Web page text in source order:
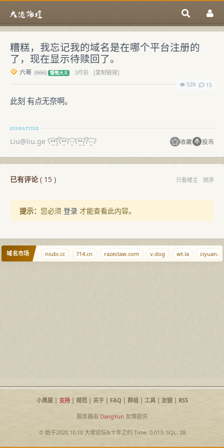
糟糕，我忘记我的域名是在哪个平台注册的
了，现在显示待赎回了。
六哥 (666) 慷慨大义 3月前
[复制链接]
539
15
此刻 有点无奈啊。
Liu@liu.ge ʕ•̫͡•ʕ̫͡ʕ•͓͡•ʔ-̫͡-ʕ•̫͡•ʔ̫͡ʔ-̫͡-ʔ 收藏 投币
已有评论( 15 ) 只看楼主 倒序
提示： 您必须 登录 才能查看此内容。
域名市场
caoliu.cn niubi.cc 714.cn razeclaw.com v.dog wt.la
小黑屋| 支持| 规范| 关于| FAQ| 群组| 工具| 友链| RSS
服务器由 DangYun 友情提供
© 始于2020.10.10 大佬论坛&十年之约Time: 0.013, SQL: 28